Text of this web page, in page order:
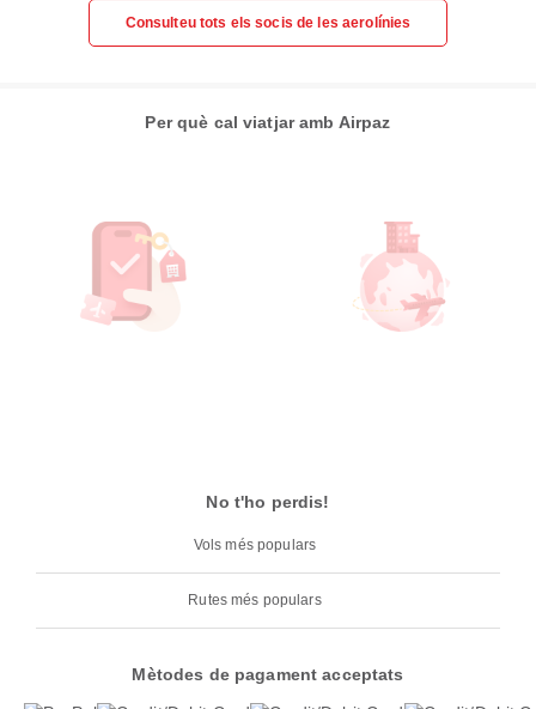
Consulteu tots els socis de les aerolínies
Per què cal viatjar amb Airpaz
No t'ho perdis!
Vols més populars
Rutes més populars
Mètodes de pagament acceptats